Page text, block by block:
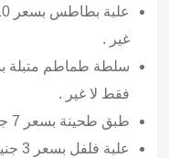
غير .
فقط لا غير .
طبق طحينة بسعر 7 جنيه مصري فقط لا غير .
علبة فلفل بسعر 3 جنيه مصري فقط لا غير .